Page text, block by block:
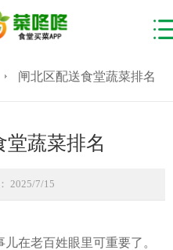
闸北区配送食堂蔬菜排名
堂蔬菜排名
2025/7/15
在老百姓眼里可重要了。